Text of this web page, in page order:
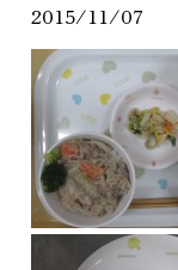
2015/11/07